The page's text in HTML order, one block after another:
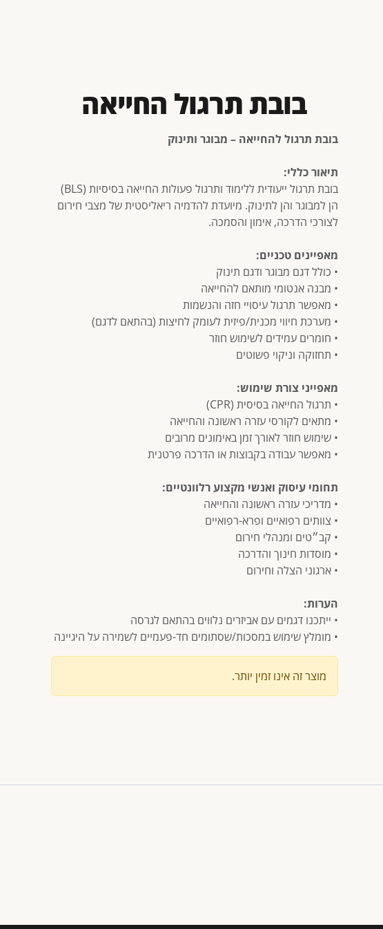
בובת תרגול החייאה
בובת תרגול להחייאה – מבוגר ותינוק
תיאור כללי:
בובת תרגול ייעודית ללימוד ותרגול פעולות החייאה בסיסיות (BLS)
הן למבוגר והן לתינוק. מיועדת להדמיה ריאליסטית של מצבי חירום
לצורכי הדרכה, אימון והסמכה.
מאפיינים טכניים:
• כולל דגם מבוגר ודגם תינוק
• מבנה אנטומי מותאם להחייאה
• מאפשר תרגול עיסויי חזה והנשמות
• מערכת חיווי מכנית/פיזית לעומק לחיצות (בהתאם לדגם)
• חומרים עמידים לשימוש חוזר
• תחזוקה וניקוי פשוטים
מאפייני צורת שימוש:
• תרגול החייאה בסיסית (CPR)
• מתאים לקורסי עזרה ראשונה והחייאה
• שימוש חוזר לאורך זמן באימונים מרובים
• מאפשר עבודה בקבוצות או הדרכה פרטנית
תחומי עיסוק ואנשי מקצוע רלוונטיים:
• מדריכי עזרה ראשונה והחייאה
• צוותים רפואיים ופרא-רפואיים
• קב״טים ומנהלי חירום
• מוסדות חינוך והדרכה
• ארגוני הצלה וחירום
הערות:
• ייתכנו דגמים עם אביזרים נלווים בהתאם לגרסה
• מומלץ שימוש במסכות/שסתומים חד-פעמיים לשמירה על היגיינה
מוצר זה אינו זמין יותר.